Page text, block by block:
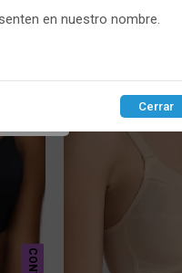
CONT
en nuestro nombre.
Cerrar